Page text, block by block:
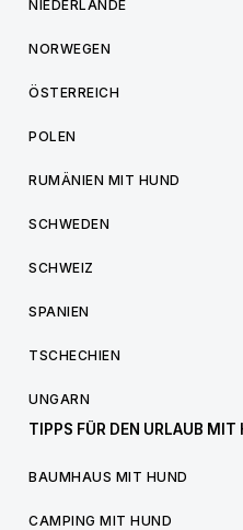
NIEDERLANDE
NORWEGEN
ÖSTERREICH
POLEN
RUMÄNIEN MIT HUND
SCHWEDEN
SCHWEIZ
SPANIEN
TSCHECHIEN
UNGARN
TIPPS FÜR DEN URLAUB MIT
BAUMHAUS MIT HUND
CAMPING MIT HUND